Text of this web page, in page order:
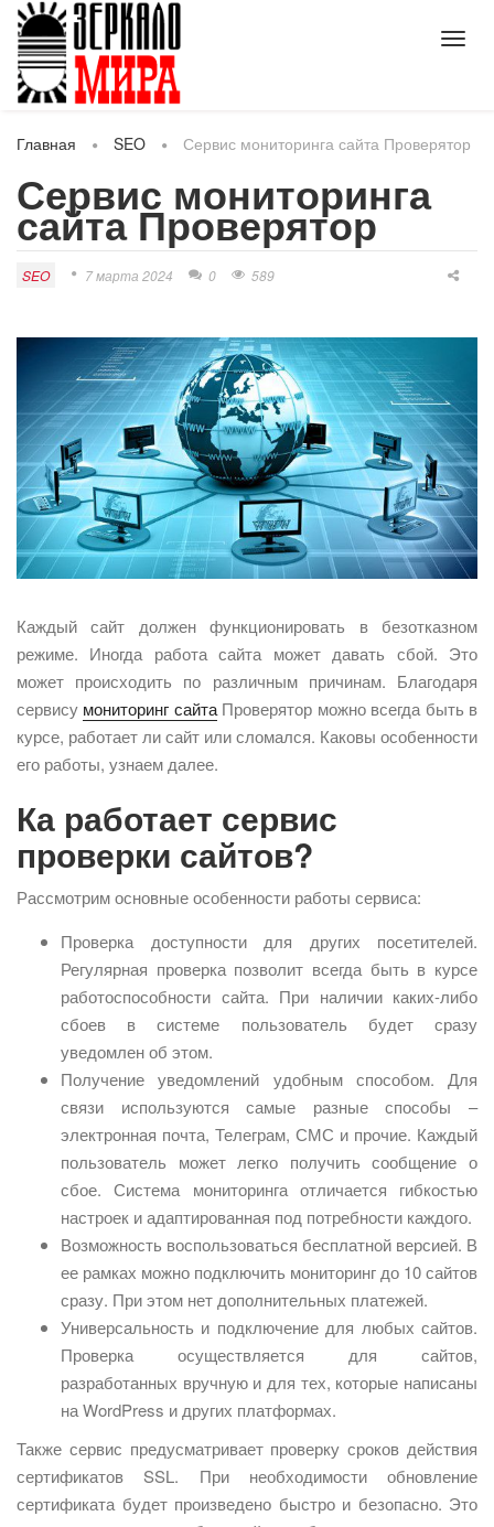
Главная SEO Сервис мониторинга сайта Проверятор
Сервис мониторинга
сайта Проверятор
SEO 7 марта 2024 0 589
Каждый сайт должен функционировать в безотказном
режиме. Иногда работа сайта может давать сбой. Это
может происходить по различным причинам. Благодаря
сервису мониторинг сайтаПроверятор можно всегда быть в
курсе, работает ли сайт или сломался. Каковы особенности
его работы, узнаем далее.
Ка работает сервис
проверки сайтов?
Рассмотрим основные особенности работы сервиса:
Проверка доступности для других посетителей.
Регулярная проверка позволит всегда быть в курсе
работоспособности сайта. При наличии каких-либо
сбоев в системе пользователь будет сразу
уведомлен об этом.
Получение уведомлений удобным способом. Для
связи используются самые разные способы –
электронная почта, Телеграм, СМС и прочие. Каждый
пользователь может легко получить сообщение о
сбое. Система мониторинга отличается гибкостью
настроек и адаптированная под потребности каждого.
Возможность воспользоваться бесплатной версией. В
ее рамках можно подключить мониторинг до 10 сайтов
сразу. При этом нет дополнительных платежей.
Универсальность и подключение для любых сайтов.
Проверка осуществляется для сайтов,
разработанных вручную и для тех, которые написаны
на WordPress и других платформах.
Также сервис предусматривает проверку сроков действия
сертификатов SSL. При необходимости обновление
сертификата будет произведено быстро и безопасно. Это